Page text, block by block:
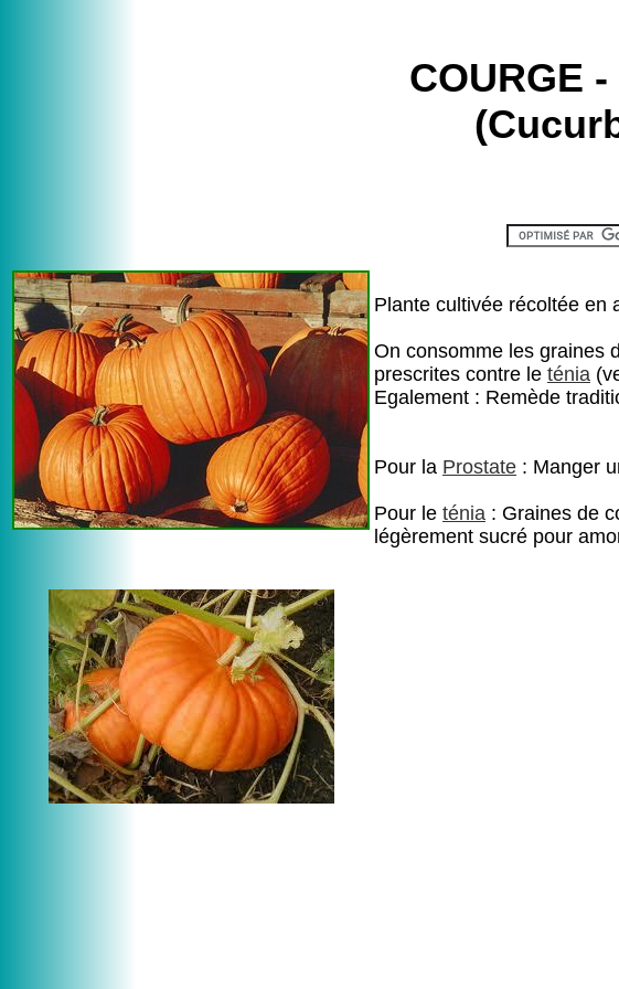
COURGE
Plante cultivée récoltée en
On consomme les graines
prescrites contre le ténia
Egalement : Remède
Pour la Prostate : Manger
Pour le ténia : Graines de
légèrement sucré pour